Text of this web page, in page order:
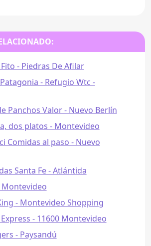
- Piedras De Afilar
- Refugio Wtc -
Panchos Valor - Nuevo Berlín
dos platos - Montevideo
Comidas al paso - Nuevo
Santa Fe - Atlántida
Montevideo
- Montevideo Shopping
- 11600 Montevideo
- Paysandú